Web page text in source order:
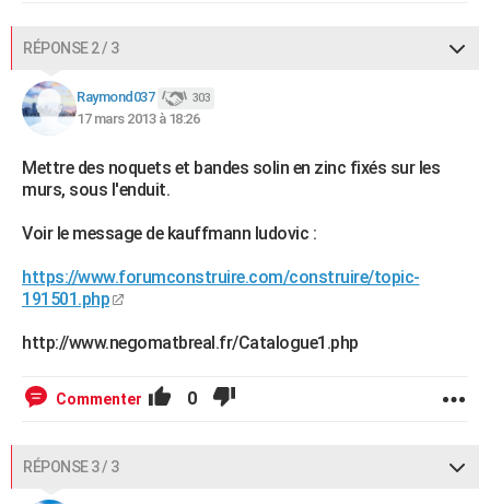
RÉPONSE 2 / 3
Raymond037 303
17 mars 2013 à 18:26
Mettre des noquets et bandes solin en zinc fixés sur les
murs, sous l'enduit.
Voir le message de kauffmann ludovic :
https://www.forumconstruire.com/construire/topic-
191501.php
http://www.negomatbreal.fr/Catalogue1.php
Commenter 0
RÉPONSE 3 / 3